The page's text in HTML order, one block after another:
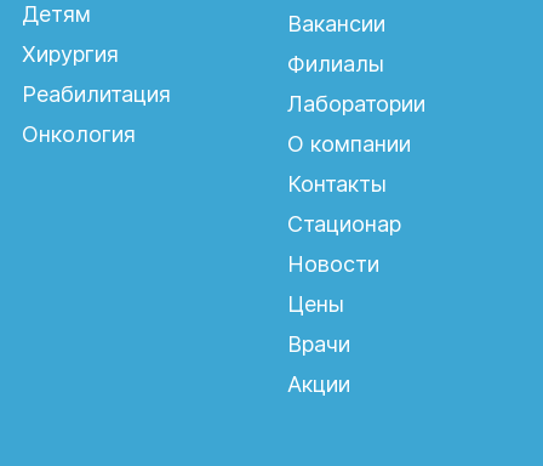
Детям
Хирургия
Реабилитация
Онкология
Вакансии
Филиалы
Лаборатории
О компании
Контакты
Стационар
Новости
Цены
Врачи
Акции